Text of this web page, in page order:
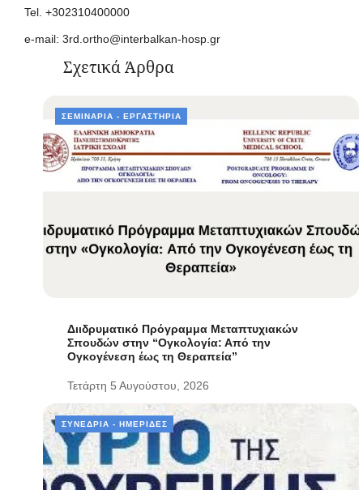
Tel. +302310400000
e-mail: 3rd.ortho@interbalkan-hosp.gr
Σχετικά Άρθρα
ΣΕΜΙΝΆΡΙΑ - ΕΡΓΑΣΤΉΡΙΑ
Διιδρυματικό Πρόγραμμα Μεταπτυχιακών
Σπουδών στην “Ογκολογία: Από την
Ογκογένεση έως τη Θεραπεία”
Τετάρτη 5 Αυγούστου, 2026
ΣΥΝΈΔΡΙΑ - ΗΜΕΡΊΔΕΣ